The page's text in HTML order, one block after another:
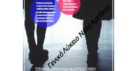
Γενικό Λύκειο Νέας Αρτάκης